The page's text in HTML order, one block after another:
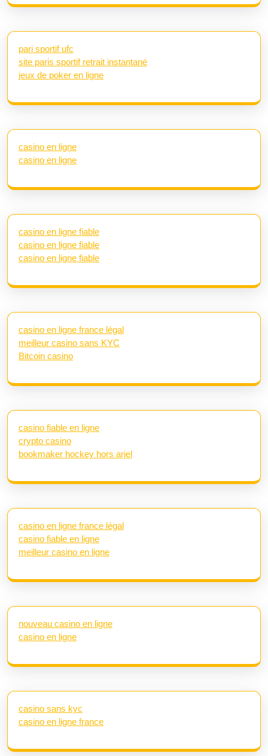
pari sportif ufc
site paris sportif retrait instantané
jeux de poker en ligne
casino en ligne
casino en ligne
casino en ligne fiable
casino en ligne fiable
casino en ligne fiable
casino en ligne france légal
meilleur casino sans KYC
Bitcoin casino
casino fiable en ligne
crypto casino
bookmaker hockey hors arjel
casino en ligne france légal
casino fiable en ligne
meilleur casino en ligne
nouveau casino en ligne
casino en ligne
casino sans kyc
casino en ligne france